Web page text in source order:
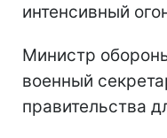
интенсивный
Министр
военный
правительства